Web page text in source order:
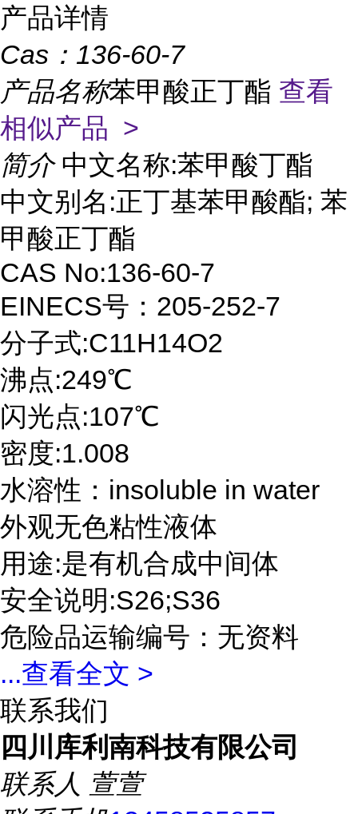
产品详情
Cas： 136-60-7
产品名称苯甲酸正丁酯 查看
相似产品 >
简介 中文名称:苯甲酸丁酯
中文别名:正丁基苯甲酸酯; 苯
甲酸正丁酯
CAS No:136-60-7
EINECS号：205-252-7
分子式:C11H14O2
沸点:249℃
闪光点:107℃
密度:1.008
水溶性：insoluble in water
外观无色粘性液体
用途:是有机合成中间体
安全说明:S26;S36
危险品运输编号：无资料
...查看全文 >
联系我们
四川库利南科技有限公司
联系人 萱萱